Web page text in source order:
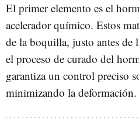
El primer elemento es el
acelerador químico. Estos
de la boquilla, justo antes de
el proceso de curado del
garantiza un control preciso
minimizando la deformación.